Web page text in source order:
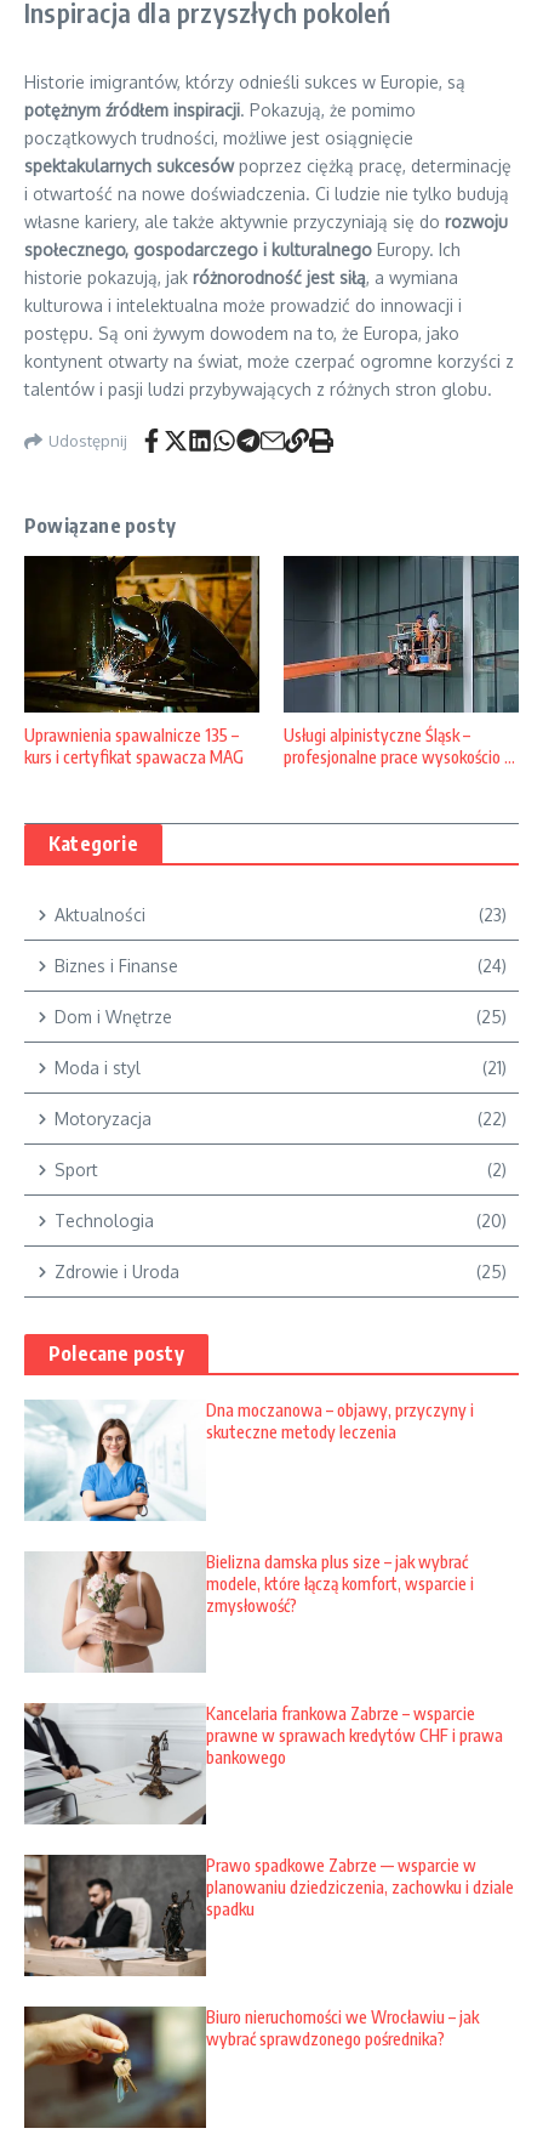
Inspiracja dla przyszłych pokoleń
Historie imigrantów, którzy odnieśli sukces w Europie, są
potężnym źródłem inspiracji. Pokazują, że pomimo
początkowych trudności, możliwe jest osiągnięcie
spektakularnych sukcesówpoprzez ciężką pracę, determinację
i otwartość na nowe doświadczenia. Ci ludzie nie tylko budują
własne kariery, ale także aktywnie przyczyniają się do rozwoju
społecznego, gospodarczego i kulturalnego Europy. Ich
historie pokazują, jak różnorodność jest siłą, a wymiana
kulturowa i intelektualna może prowadzić do innowacji i
postępu. Są oni żywym dowodem na to, że Europa, jako
kontynent otwarty na świat, może czerpać ogromne korzyści z
talentów i pasji ludzi przybywających z różnych stron globu.
Udostępnij
Powiązane posty
Uprawnienia spawalnicze 135 –
kurs i certyfikat spawacza MAG
Usługi alpinistyczne Śląsk –
profesjonalne prace wysokościo ...
Kategorie
Aktualności (23)
Biznes i Finanse (24)
Dom i Wnętrze (25)
Moda i styl (21)
Motoryzacja (22)
Sport (2)
Technologia (20)
Zdrowie i Uroda (25)
Polecane posty
Dna moczanowa – objawy, przyczyny i
skuteczne metody leczenia
Bielizna damska plus size – jak wybrać
modele, które łączą komfort, wsparcie i
zmysłowość?
Kancelaria frankowa Zabrze – wsparcie
prawne w sprawach kredytów CHF i prawa
bankowego
Prawo spadkowe Zabrze — wsparcie w
planowaniu dziedziczenia, zachowku i dziale
spadku
Biuro nieruchomości we Wrocławiu – jak
wybrać sprawdzonego pośrednika?